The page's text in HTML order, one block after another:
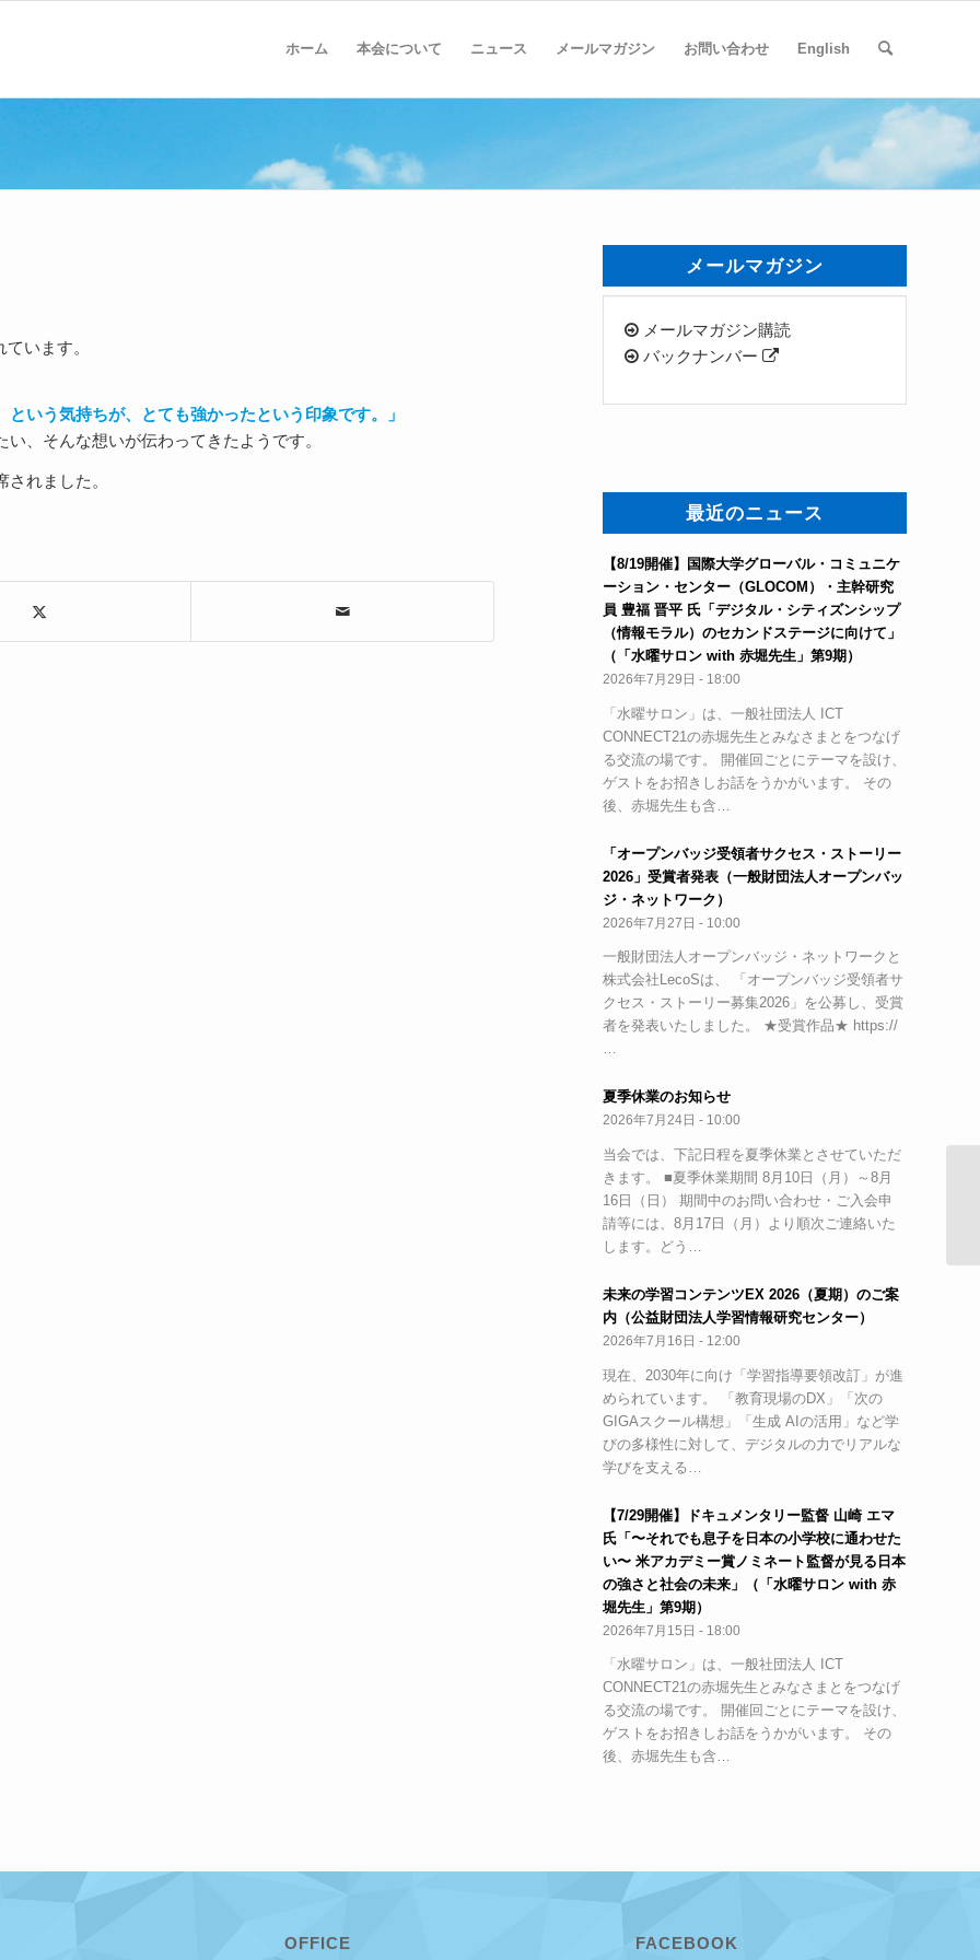
ホーム 本会について ニュース メールマガジン お問い合わせ English
います。
いう気持ちが、とても強かったという印象です。」
、そんな想いが伝わってきたようです。
れました。
メールマガジン
メールマガジン購読
バックナンバー
最近のニュース
【8/19開催】国際大学グローバル・コミュニケ
ーション・センター（GLOCOM）・主幹研究
員 豊福 晋平 氏「デジタル・シティズンシップ
（情報モラル）のセカンドステージに向けて」
（「水曜サロン with 赤堀先生」第9期）
2026年7月29日 - 18:00
「水曜サロン」は、一般社団法人 ICT
CONNECT21の赤堀先生とみなさまとをつなげ
る交流の場です。 開催回ごとにテーマを設け、
ゲストをお招きしお話をうかがいます。 その
後、赤堀先生も含…
「オープンバッジ受領者サクセス・ストーリー
2026」受賞者発表（一般財団法人オープンバッ
ジ・ネットワーク）
2026年7月27日 - 10:00
一般財団法人オープンバッジ・ネットワークと
株式会社LecoSは、 「オープンバッジ受領者サ
クセス・ストーリー募集2026」を公募し、受賞
者を発表いたしました。 ★受賞作品★ https://
…
夏季休業のお知らせ
2026年7月24日 - 10:00
当会では、下記日程を夏季休業とさせていただ
きます。 ■夏季休業期間 8月10日（月）～8月
16日（日） 期間中のお問い合わせ・ご入会申
請等には、8月17日（月）より順次ご連絡いた
します。どう…
未来の学習コンテンツEX 2026（夏期）のご案
内（公益財団法人学習情報研究センター）
2026年7月16日 - 12:00
現在、2030年に向け「学習指導要領改訂」が進
められています。 「教育現場のDX」「次の
GIGAスクール構想」「生成 AIの活用」など学
びの多様性に対して、デジタルの力でリアルな
学びを支える…
【7/29開催】ドキュメンタリー監督 山崎 エマ
氏「〜それでも息子を日本の小学校に通わせた
い〜 米アカデミー賞ノミネート監督が見る日本
の強さと社会の未来」（「水曜サロン with 赤
堀先生」第9期）
2026年7月15日 - 18:00
「水曜サロン」は、一般社団法人 ICT
CONNECT21の赤堀先生とみなさまとをつなげ
る交流の場です。 開催回ごとにテーマを設け、
ゲストをお招きしお話をうかがいます。 その
後、赤堀先生も含…
OFFICE FACEBOOK